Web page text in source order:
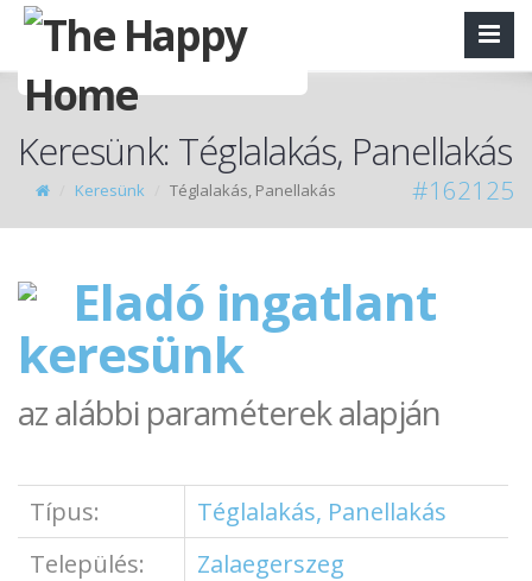
Keresünk: Téglalakás, Panellakás
Keresünk Téglalakás, Panellakás #162125
Eladó ingatlant
keresünk
az alábbi paraméterek alapján
Típus:
Téglalakás, Panellakás
Település:
Zalaegerszeg